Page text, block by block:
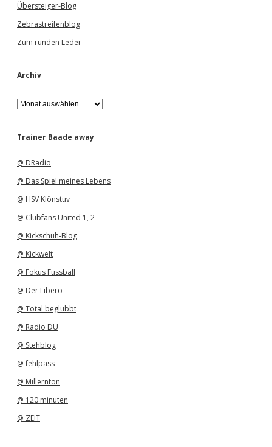
Übersteiger-Blog
Zebrastreifenblog
Zum runden Leder
Archiv
A
r
h
Trainer Baade away
@ DRadio
@ Das Spiel meines Lebens
@ HSV Klönstuv
@ Clubfans United 1 , 2
@ Kickschuh-Blog
@ Kickwelt
@ Fokus Fussball
@ Der Libero
@ Total beglubbt
@ Radio DU
@ Stehblog
@ fehlpass
@ Millernton
@ 120 minuten
@ ZEIT